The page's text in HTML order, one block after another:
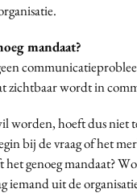
mandaat?
zichtbaar wordt in
worden, hoeft dus niet
bij de vraag of het
het genoeg mandaat?
iemand uit de